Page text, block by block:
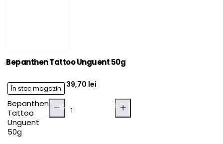
Bepanthen Tattoo Unguent 50g
În stoc magazin 39,70 lei
Bepanthen
Tattoo
Unguent
50g
Adaugă în Coş